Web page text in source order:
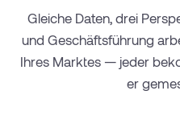
Gleiche Daten, drei
und Geschäftsführung
Ihres Marktes — jeder
er